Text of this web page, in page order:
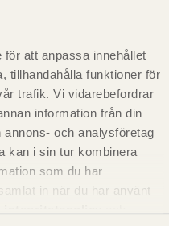
att anpassa innehållet
tillhandahålla funktioner för
trafik. Vi vidarebefordrar
information från din
och analysföretag
kan i sin tur kombinera
som du har
in när du har använt
är svensk
för att
unika